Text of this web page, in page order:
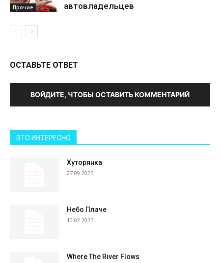
Прочие
автовладельцев
ОСТАВЬТЕ ОТВЕТ
ВОЙДИТЕ, ЧТОБЫ ОСТАВИТЬ КОММЕНТАРИЙ
ЭТО ИНТЕРЕСНО
Хуторянка
27.09.2025
Небо Плаче
10.02.2025
Where The River Flows